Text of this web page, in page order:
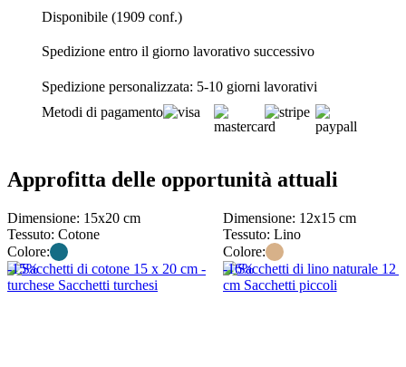
Disponibile (1909 conf.)
Spedizione entro il giorno lavorativo successivo
Spedizione personalizzata: 5-10 giorni lavorativi
Metodi di pagamento
Approfitta delle opportunità attuali
Dimensione: 15x20 cm
Tessuto: Cotone
Colore:
-15%
Dimensione: 12x15 cm
Tessuto: Lino
Colore:
-16%